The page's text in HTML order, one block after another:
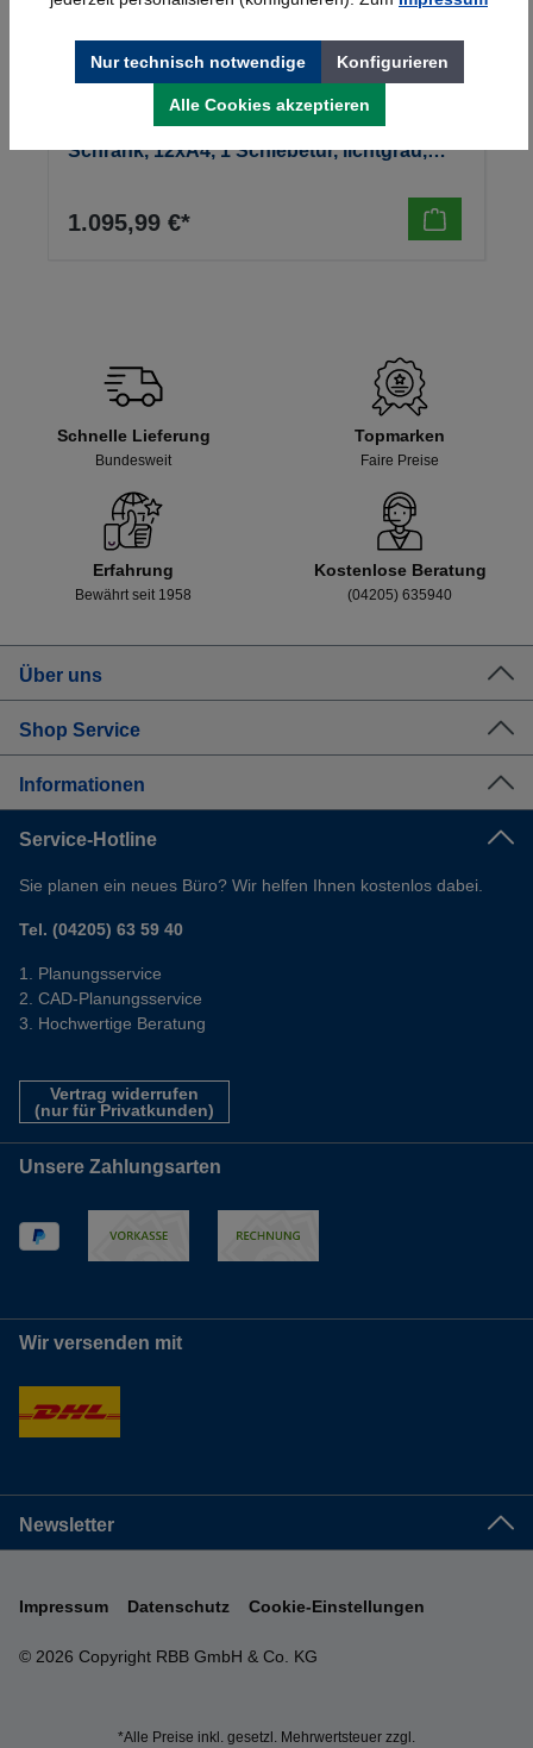
Kerkmann Prospekt- u. Zeitschriften-
Schrank, 12xA4, 1 Schiebetür, lichtgrau,
1.095,99 €*
Schnelle Lieferung
Bundesweit
Topmarken
Faire Preise
Erfahrung
Bewährt seit 1958
Kostenlose Beratung
(04205) 635940
Über uns
Shop Service
Informationen
Service-Hotline
Sie planen ein neues Büro? Wir helfen Ihnen kostenlos dabei.
Tel. (04205) 63 59 40
Planungsservice
CAD-Planungsservice
Hochwertige Beratung
Vertrag widerrufen
(nur für Privatkunden)
Unsere Zahlungsarten
Wir versenden mit
Newsletter
© 2026 Copyright RBB GmbH & Co. KG
Impressum Datenschutz Cookie-Einstellungen
*Alle Preise inkl. gesetzl. Mehrwertsteuer zzgl.
Nur technisch notwendige Konfigurieren
Alle Cookies akzeptieren